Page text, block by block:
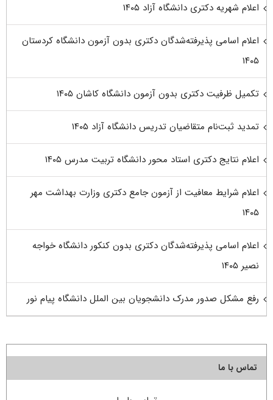
اعلام شهریه دکتری دانشگاه آزاد ۱۴۰۵
اعلام اسامی پذیرفته‌شدگان دکتری بدون آزمون دانشگاه کردستان
۱۴۰۵
تکمیل ظرفیت دکتری بدون آزمون دانشگاه کاشان ۱۴۰۵
تمدید ثبت‌نام متقاضیان تدریس دانشگاه آزاد ۱۴۰۵
اعلام نتایج دکتری استاد محور دانشگاه تربیت مدرس ۱۴۰۵
اعلام شرایط معافیت از آزمون جامع دکتری وزارت بهداشت مهر
۱۴۰۵
اعلام اسامی پذیرفته‌شدگان دکتری بدون کنکور دانشگاه خواجه
نصیر ۱۴۰۵
رفع مشکل صدور مدرک دانشجویان بین الملل دانشگاه پیام نور
تماس با ما